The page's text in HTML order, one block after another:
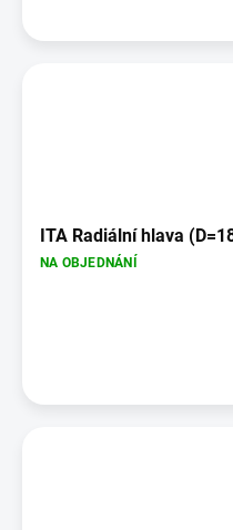
ITA Radiální hlava
NA OBJEDNÁNÍ